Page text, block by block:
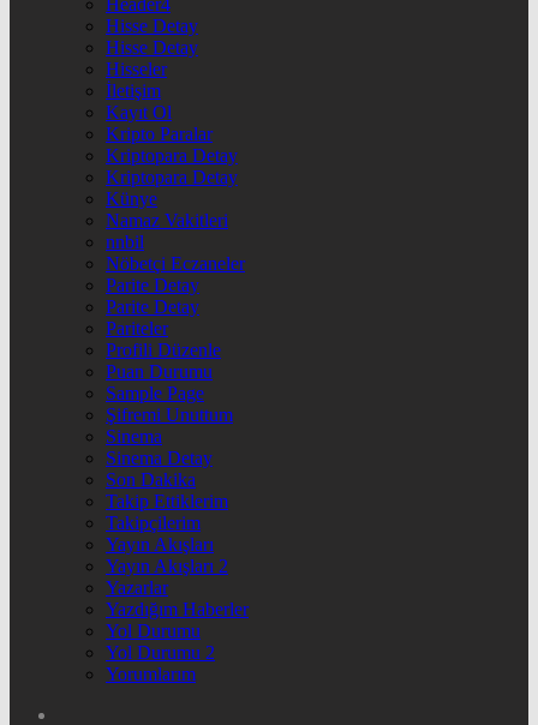
Header4
Hisse Detay
Hisse Detay
Hisseler
İletişim
Kayıt Ol
Kripto Paralar
Kriptopara Detay
Kriptopara Detay
Künye
Namaz Vakitleri
nnbil
Nöbetçi Eczaneler
Parite Detay
Parite Detay
Pariteler
Profili Düzenle
Puan Durumu
Sample Page
Şifremi Unuttum
Sinema
Sinema Detay
Son Dakika
Takip Ettiklerim
Takipçilerim
Yayın Akışları
Yayın Akışları 2
Yazarlar
Yazdığım Haberler
Yol Durumu
Yol Durumu 2
Yorumlarım